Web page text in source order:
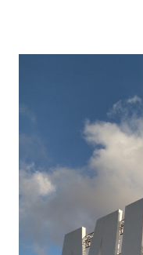
KLIA2 untuk melancong
lama sebelum
Dikendalikan oleh LNH
Pelancongan HOHO ini
bantuan daripada 17
Fresh @ UPM Serdang,
Biru, Litar Antaraban...